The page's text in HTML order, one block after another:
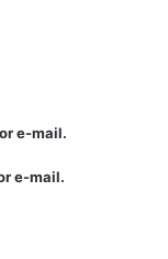
e-mail.
e-mail.